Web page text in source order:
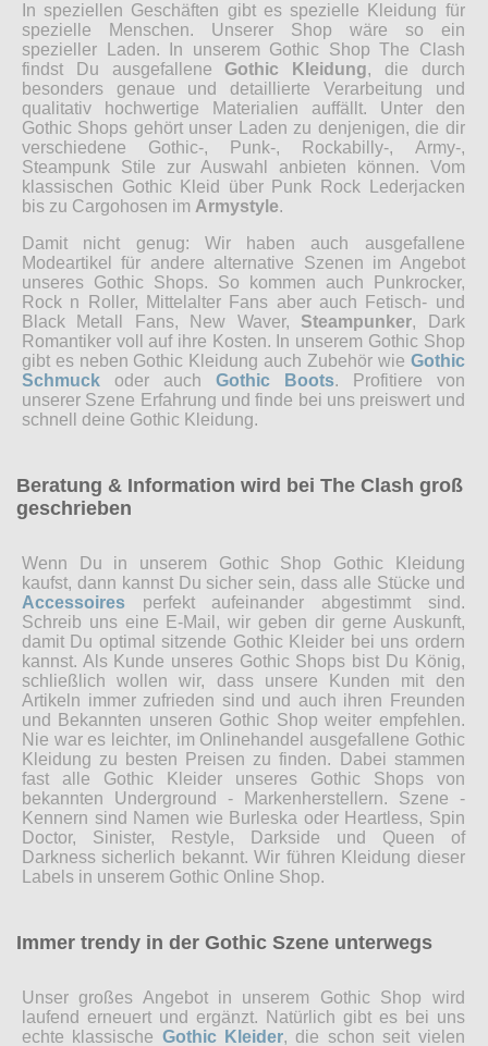
In speziellen Geschäften gibt es spezielle Kleidung für
spezielle Menschen. Unserer Shop wäre so ein
spezieller Laden. In unserem Gothic Shop The Clash
findst Du ausgefallene Gothic Kleidung, die durch
besonders genaue und detaillierte Verarbeitung und
qualitativ hochwertige Materialien auffällt. Unter den
Gothic Shops gehört unser Laden zu denjenigen, die dir
verschiedene Gothic-, Punk-, Rockabilly-, Army-,
Steampunk Stile zur Auswahl anbieten können. Vom
klassischen Gothic Kleid über Punk Rock Lederjacken
bis zu Cargohosen im Armystyle.
Damit nicht genug: Wir haben auch ausgefallene
Modeartikel für andere alternative Szenen im Angebot
unseres Gothic Shops. So kommen auch Punkrocker,
Rock n Roller, Mittelalter Fans aber auch Fetisch- und
Black Metall Fans, New Waver, Steampunker, Dark
Romantiker voll auf ihre Kosten. In unserem Gothic Shop
gibt es neben Gothic Kleidung auch Zubehör wie Gothic
Schmuck oder auch Gothic Boots. Profitiere von
unserer Szene Erfahrung und finde bei uns preiswert und
schnell deine Gothic Kleidung.
Beratung & Information wird bei The Clash groß
geschrieben
Wenn Du in unserem Gothic Shop Gothic Kleidung
kaufst, dann kannst Du sicher sein, dass alle Stücke und
Accessoires perfekt aufeinander abgestimmt sind.
Schreib uns eine E-Mail, wir geben dir gerne Auskunft,
damit Du optimal sitzende Gothic Kleider bei uns ordern
kannst. Als Kunde unseres Gothic Shops bist Du König,
schließlich wollen wir, dass unsere Kunden mit den
Artikeln immer zufrieden sind und auch ihren Freunden
und Bekannten unseren Gothic Shop weiter empfehlen.
Nie war es leichter, im Onlinehandel ausgefallene Gothic
Kleidung zu besten Preisen zu finden. Dabei stammen
fast alle Gothic Kleider unseres Gothic Shops von
bekannten Underground - Markenherstellern. Szene -
Kennern sind Namen wie Burleska oder Heartless, Spin
Doctor, Sinister, Restyle, Darkside und Queen of
Darkness sicherlich bekannt. Wir führen Kleidung dieser
Labels in unserem Gothic Online Shop.
Immer trendy in der Gothic Szene unterwegs
Unser großes Angebot in unserem Gothic Shop wird
laufend erneuert und ergänzt. Natürlich gibt es bei uns
echte klassische Gothic Kleider, die schon seit vielen